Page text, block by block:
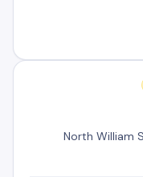
North William